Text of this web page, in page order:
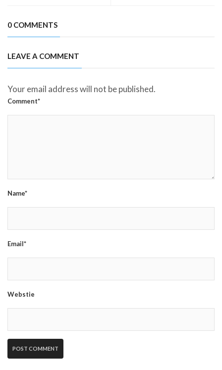
0 COMMENTS
LEAVE A COMMENT
Your email address will not be published.
Comment*
Name*
Email*
Webstie